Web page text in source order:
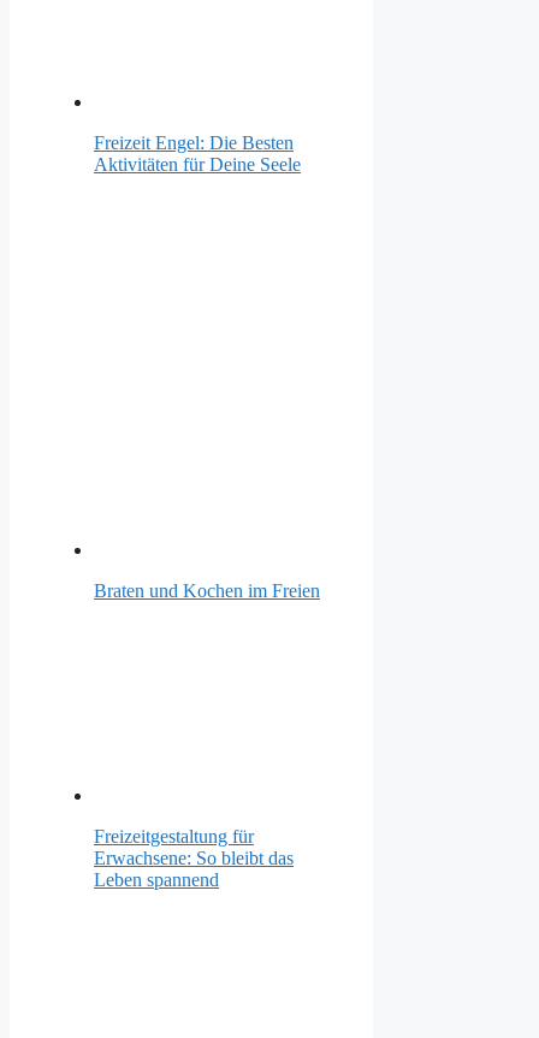
Freizeit Engel: Die Besten
Aktivitäten für Deine Seele
Braten und Kochen im Freien
Freizeitgestaltung für
Erwachsene: So bleibt das
Leben spannend